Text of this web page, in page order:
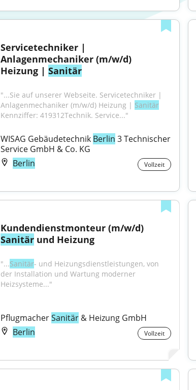
Servicetechniker |
Anlagenmechaniker (m/w/d)
Heizung | Sanitär
"...Sie auf unserer Webseite. Servicetechniker |
Anlagenmechaniker (m/w/d) Heizung | Sanitär
Kennziffer: 419312Technik. Service..."
WISAG Gebäudetechnik Berlin 3 Technischer
Service GmbH & Co. KG
Berlin
Vollzeit
Sanitär und Heizung
"...Sanitär- und Heizungsdienstleistungen, von
der Installation und Wartung moderner
Heizsysteme..."
Pflugmacher Sanitär & Heizung GmbH
Berlin
Vollzeit